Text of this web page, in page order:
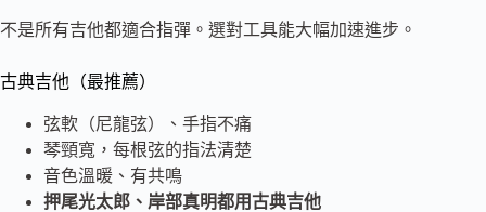
不是所有吉他都適合指彈。選對工具能大幅加速進步。
古典吉他（最推薦）
弦軟（尼龍弦）、手指不痛
琴頸寬，每根弦的指法清楚
音色溫暖、有共鳴
押尾光太郎、岸部真明都用古典吉他